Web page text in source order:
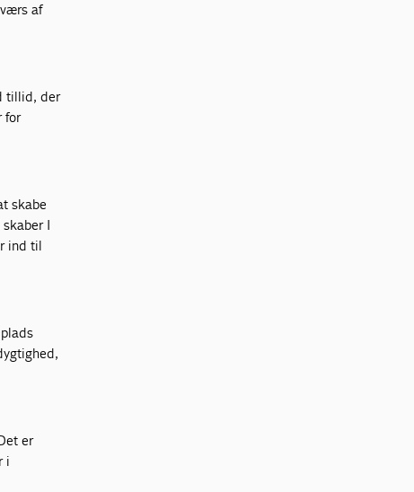
af
tillid, der
for
skabe
I
ind til
er
i